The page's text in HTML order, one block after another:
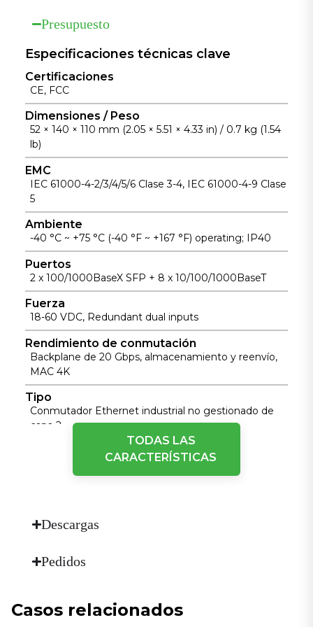
instalación y
de calor fiable.
un amplio
hasta +75 °C,
para
supervisión.
suministro
Presupuesto
Especificaciones técnicas clave
Certificaciones
CE, FCC
Dimensiones / Peso
52 × 140 × 110 mm (2.05 × 5.51 × 4.33 in) / 0.7 kg (1.54
lb)
EMC
IEC 61000-4-2/3/4/5/6 Clase 3-4, IEC 61000-4-9 Clase
5
Ambiente
-40 °C ~ +75 °C (-40 °F ~ +167 °F) operating; IP40
Puertos
2 x 100/1000BaseX SFP + 8 x 10/100/1000BaseT
Fuerza
18-60 VDC, Redundant dual inputs
Rendimiento de conmutación
Backplane de 20 Gbps, almacenamiento y reenvío,
MAC 4K
Tipo
Conmutador Ethernet industrial no gestionado de
capa 2
Rendimiento físico
Dimensiones (Ancho × Profundidad × Alto)
Recinto
Humedad
5 \~ 95% (no condensable)
TODAS LAS
CARACTERÍSTICAS
Descargas
Pedidos
Casos relacionados